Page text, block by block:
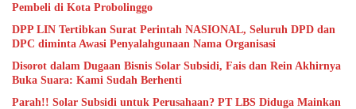
Pembeli di Kota Probolinggo
DPP LIN Tertibkan Surat Perintah NASIONAL, Seluruh DPD dan
DPC diminta Awasi Penyalahgunaan Nama Organisasi
Disorot dalam Dugaan Bisnis Solar Subsidi, Fais dan Rein Akhirnya
Buka Suara: Kami Sudah Berhenti
Parah!! Solar Subsidi untuk Perusahaan? PT LBS Diduga Mainkan